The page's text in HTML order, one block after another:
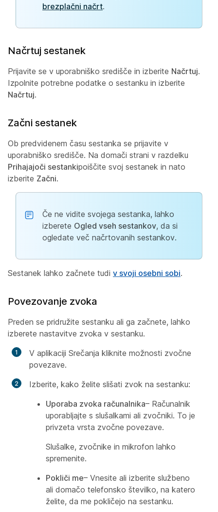
brezplačni načrt.
Načrtuj sestanek
Prijavite se v uporabniško središče in izberite Načrtuj.
Izpolnite potrebne podatke o sestanku in izberite
Načrtuj.
Začni sestanek
Ob predvidenem času sestanka se prijavite v
uporabniško središče. Na domači strani v razdelku
Prihajajoči sestankipoiščite svoj sestanek in nato
izberite Začni.
Če ne vidite svojega sestanka, lahko
izberete Ogled vseh sestankov, da si
ogledate več načrtovanih sestankov.
Sestanek lahko začnete tudi v svoji osebni sobi.
Povezovanje zvoka
Preden se pridružite sestanku ali ga začnete, lahko
izberete nastavitve zvoka v sestanku.
V aplikaciji Srečanja kliknite možnosti zvočne
povezave.
Izberite, kako želite slišati zvok na sestanku:
Uporaba zvoka računalnika– Računalnik
uporabljajte s slušalkami ali zvočniki. To je
privzeta vrsta zvočne povezave.
Slušalke, zvočnike in mikrofon lahko
spremenite.
Pokliči me– Vnesite ali izberite službeno
ali domačo telefonsko številko, na katero
želite, da me pokličejo na sestanku.